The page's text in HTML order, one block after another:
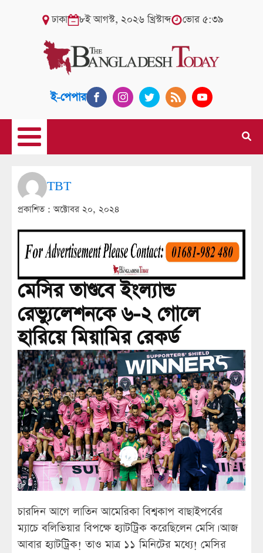
ঢাকা ৮ই আগস্ট, ২০২৬ খ্রিস্টাব্দ ভোর ৫:৩৯
ই-পেপার
TBT
প্রকাশিত :অক্টোবর ২০, ২০২৪
মেসির তাণ্ডবে ইংল্যান্ড
রেভ্যুলেশনকে ৬-২ গোলে
হারিয়ে মিয়ামির রেকর্ড
চারদিন আগে লাতিন আমেরিকা বিশ্বকাপ বাছাইপর্বের
ম্যাচে বলিভিয়ার বিপক্ষে হ্যাটট্রিক করেছিলেন মেসি। আজ
আবার হ্যাটট্রিক! তাও মাত্র ১১ মিনিটের মধ্যে! মেসির